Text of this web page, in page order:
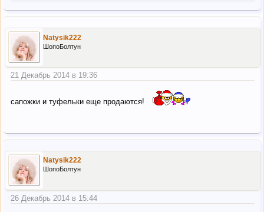
Natysik222
ШопоБолтун
21 Декабрь 2014 в 19:36
сапожки и туфельки еще продаются!
Natysik222
ШопоБолтун
26 Декабрь 2014 в 15:44